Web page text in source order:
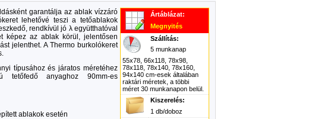
garantálja az ablak vízzáró
lehetővé teszi a tetőablakok
rendkívül jó λ együtthatóval
képez az ablak körül, jelentősen
jelenthet. A Thermo burkolókeret
típusához és járatos méretéhez
tetőfedő anyaghoz 90mm-es
ablakok esetén
Ártáblázat:
Megnyités
Szállítás:
5 munkanap
55x78, 66x118, 78x98,
78x118, 78x140, 78x160,
94x140 cm-esek általában
raktári méretek, a többi
méret 30 munkanapon belül.
Kiszerelés:
1 db/doboz